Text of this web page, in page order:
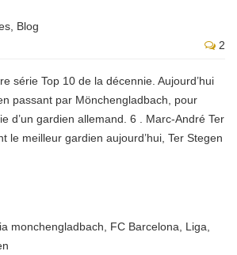
Blog
2
série Top 10 de la décennie. Aujourd’hui
passant par Mönchengladbach, pour
d’un gardien allemand. 6 . Marc-André Ter
meilleur gardien aujourd’hui, Ter Stegen
monchengladbach FC Barcelona Liga